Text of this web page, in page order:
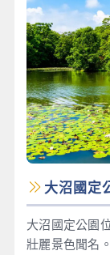
大沼國定
大沼國定公園
壯麗景色聞名